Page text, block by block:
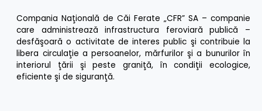
Compania Naţională de Căi Ferate „CFR” SA – companie
care administrează infrastructura feroviară publică –
desfăşoară o activitate de interes public şi contribuie la
libera circulaţie a persoanelor, mărfurilor şi a bunurilor în
interiorul ţării şi peste graniţă, în condiţii ecologice,
eficiente şi de siguranţă.